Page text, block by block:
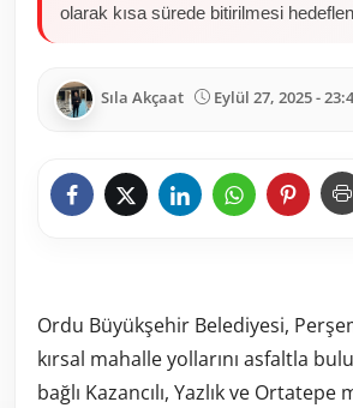
olarak kısa sürede bitirilmesi
Sıla Akçaat Eylül 27, 2025 -
Ordu Büyükşehir Belediyesi,
kırsal mahalle yollarını asfaltla
bağlı Kazancılı, Yazlık ve